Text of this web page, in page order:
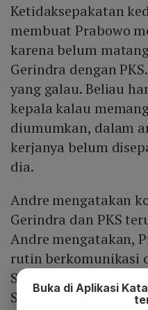
Ketidaksepakatan
membuat Prabowo
karena belum
Gerindra dengan
yang galau. Beliau
kepala kalau
diumumkan, dalam
kerjanya belum
dia.
Andre mengatakan
Gerindra dan PKS
Andre mengatakan,
rutin berkomunikasi
Sohibul Iman dan
Segaf Al Jufrie.
Buka di Aplikasi